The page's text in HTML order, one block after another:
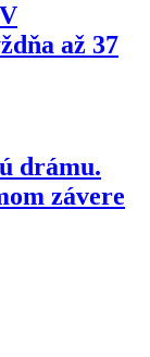
až 37
drámu.
závere